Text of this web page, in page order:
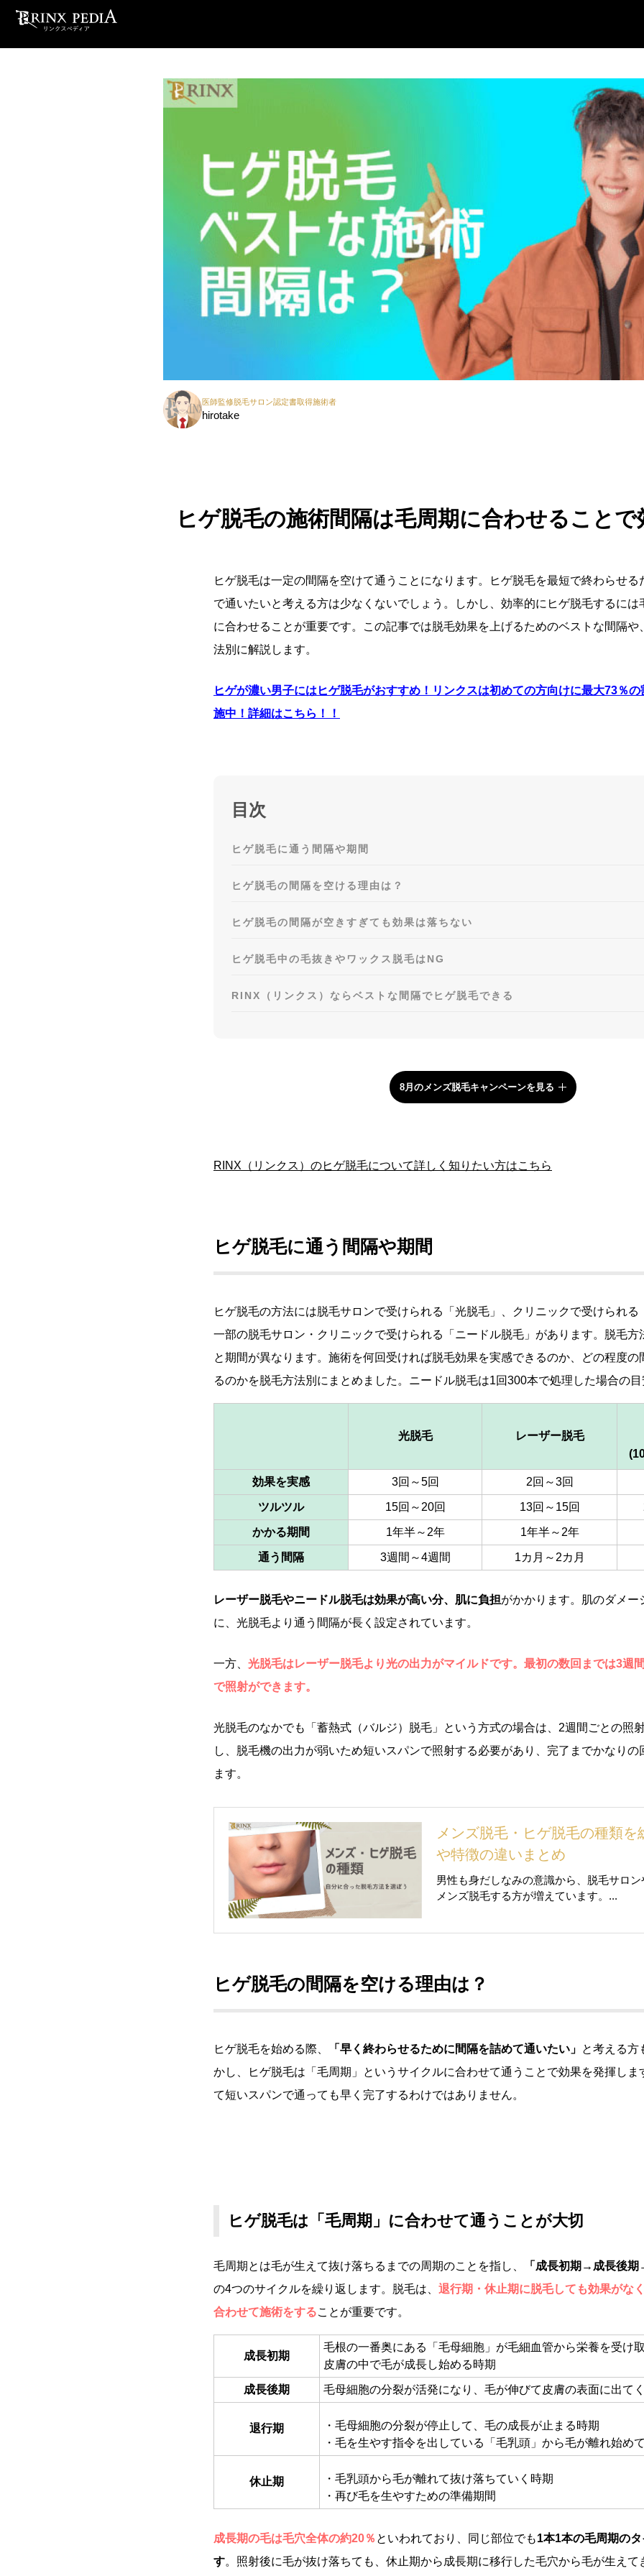
医師監修脱毛サロン認定書取得施術者
hirotake
ヒゲ脱毛の施術間隔は毛周期に合わせることで
ヒゲ脱毛は一定の間隔を空けて通うことになります。ヒゲ脱毛を最短で終わらせる
で通いたいと考える方は少なくないでしょう。しかし、効率的にヒゲ脱毛するには
に合わせることが重要です。この記事では脱毛効果を上げるためのベストな間隔や
法別に解説します。
ヒゲが濃い男子にはヒゲ脱毛がおすすめ！リンクスは初めての方向けに最大73％
施中！詳細はこちら！！
目次
ヒゲ脱毛に通う間隔や期間
ヒゲ脱毛の間隔を空ける理由は？
ヒゲ脱毛の間隔が空きすぎても効果は落ちない
ヒゲ脱毛中の毛抜きやワックス脱毛はNG
RINX（リンクス）ならベストな間隔でヒゲ脱毛できる
8月のメンズ脱毛キャンペーンを見る
RINX（リンクス）のヒゲ脱毛について詳しく知りたい方はこちら
ヒゲ脱毛に通う間隔や期間
ヒゲ脱毛の方法には脱毛サロンで受けられる「光脱毛」、クリニックで受けられる
一部の脱毛サロン・クリニックで受けられる「ニードル脱毛」があります。脱毛方
と期間が異なります。施術を何回受ければ脱毛効果を実感できるのか、どの程度の
るのかを脱毛方法別にまとめました。ニードル脱毛は1回300本で処理した場合の目
光脱毛 レーザー脱毛
効果を実感 3回～5回 2回～3回
ツルツル 15回～20回 13回～15回
かかる期間 1年半～2年 1年半～2年
通う間隔 3週間～4週間 1カ月～2カ月
レーザー脱毛やニードル脱毛は効果が高い分、肌に負担がかかります。肌のダメー
に、光脱毛より通う間隔が長く設定されています。
一方、 光脱毛はレーザー脱毛より光の出力がマイルドです。最初の数回までは3週
で照射ができます。
光脱毛のなかでも「蓄熱式（バルジ）脱毛」という方式の場合は、2週間ごとの照
し、脱毛機の出力が弱いため短いスパンで照射する必要があり、完了までかなりの
ます。
メンズ脱毛・ヒゲ脱毛の種類を
や特徴の違いまとめ
男性も身だしなみの意識から、脱毛サロン
メンズ脱毛する方が増えています。...
ヒゲ脱毛の間隔を空ける理由は？
ヒゲ脱毛を始める際、 「早く終わらせるために間隔を詰めて通いたい」 と考える方
かし、ヒゲ脱毛は「毛周期」というサイクルに合わせて通うことで効果を発揮しま
て短いスパンで通っても早く完了するわけではありません。
ヒゲ脱毛は「毛周期」に合わせて通うことが大切
毛周期とは毛が生えて抜け落ちるまでの周期のことを指し、
「成長初期→成長後
の4つのサイクルを繰り返します。脱毛は、 退行期・休止期に脱毛しても効果がな
合わせて施術をすることが重要です。
成長初期
毛根の一番奥にある「毛母細胞」が毛細血管から栄養を受け
皮膚の中で毛が成長し始める時期
成長後期 毛母細胞の分裂が活発になり、毛が伸びて皮膚の表面に出て
退行期
毛母細胞の分裂が停止して、毛の成長が止まる時期
毛を生やす指令を出している「毛乳頭」から毛が離れ始め
休止期
毛乳頭から毛が離れて抜け落ちていく時期
再び毛を生やすための準備期間
成長期の毛は毛穴全体の約20％ といわれており、同じ部位でも1本1本の毛周期の
す。照射後に毛が抜け落ちても、休止期から成長期に移行した毛穴から毛が生えて